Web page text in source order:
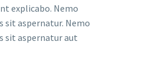
explicabo. Nemo
sit aspernatur. Nemo
sit aspernatur aut